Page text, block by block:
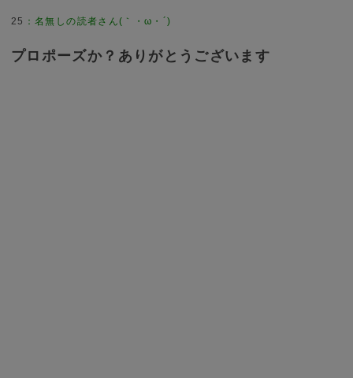
25 ：名無しの読者さん(｀・ω・´)
プロポーズか？ありがとうございます